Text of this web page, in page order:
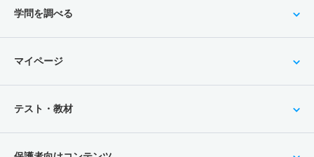
学問を調べる
マイページ
テスト・教材